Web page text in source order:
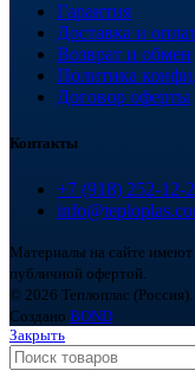
Гарантия
Доставка и
Возврат и обмен
Политика
Договор оферты
Контакты
+7 (918) 252-12-
Материалы на сайте имеют
публичной офертой.
© 2026 Теплоплас (Россия).
Создано BOND
Закрыть